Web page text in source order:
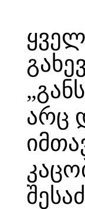
არც